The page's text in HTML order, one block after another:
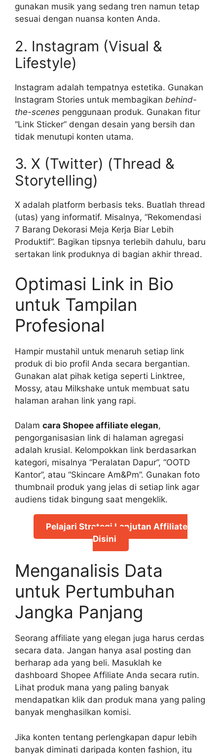
gunakan musik yang sedang tren namun tetap
sesuai dengan nuansa konten Anda.
2. Instagram (Visual &
Lifestyle)
Instagram adalah tempatnya estetika. Gunakan
Instagram Stories untuk membagikan behind-
the-scenes penggunaan produk. Gunakan fitur
“Link Sticker” dengan desain yang bersih dan
tidak menutupi konten utama.
3. X (Twitter) (Thread &
Storytelling)
X adalah platform berbasis teks. Buatlah thread
(utas) yang informatif. Misalnya, “Rekomendasi
7 Barang Dekorasi Meja Kerja Biar Lebih
Produktif”. Bagikan tipsnya terlebih dahulu, baru
sertakan link produknya di bagian akhir thread.
Optimasi Link in Bio
untuk Tampilan
Profesional
Hampir mustahil untuk menaruh setiap link
produk di bio profil Anda secara bergantian.
Gunakan alat pihak ketiga seperti Linktree,
Mossy, atau Milkshake untuk membuat satu
halaman arahan link yang rapi.
Dalam cara Shopee affiliate elegan,
pengorganisasian link di halaman agregasi
adalah krusial. Kelompokkan link berdasarkan
kategori, misalnya “Peralatan Dapur”, “OOTD
Kantor”, atau “Skincare Am&Pm”. Gunakan foto
thumbnail produk yang jelas di setiap link agar
audiens tidak bingung saat mengeklik.
Pelajari Strategi Lanjutan Affiliate
Disini
Menganalisis Data
untuk Pertumbuhan
Jangka Panjang
Seorang affiliate yang elegan juga harus cerdas
secara data. Jangan hanya asal posting dan
berharap ada yang beli. Masuklah ke
dashboard Shopee Affiliate Anda secara rutin.
Lihat produk mana yang paling banyak
mendapatkan klik dan produk mana yang paling
banyak menghasilkan komisi.
Jika konten tentang perlengkapan dapur lebih
banyak diminati daripada konten fashion, itu